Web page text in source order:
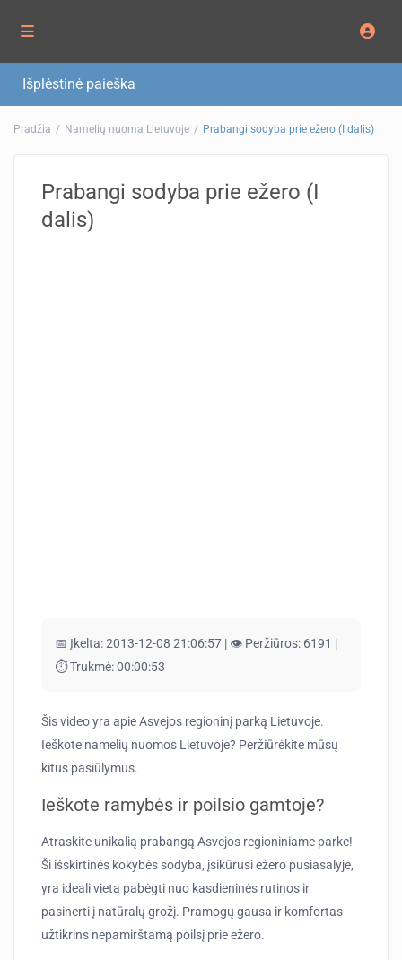
Išplėstinė paieška
Pradžia Namelių nuoma Lietuvoje Prabangi sodyba prie ežero (I dalis)
Prabangi sodyba prie ežero (I
dalis)
📅 Įkelta:2013-12-08 21:06:57 | 👁️ Peržiūros: 6191 |
⏱️ Trukmė:00:00:53
Šis video yra apie Asvejos regioninį parką Lietuvoje.
Ieškote namelių nuomos Lietuvoje? Peržiūrėkite mūsų
kitus pasiūlymus.
Ieškote ramybės ir poilsio gamtoje?
Atraskite unikalią prabangą Asvejos regioniniame parke!
Ši išskirtinės kokybės sodyba, įsikūrusi ežero pusiasalyje,
yra ideali vieta pabėgti nuo kasdieninės rutinos ir
pasinerti į natūralų grožį. Pramogų gausa ir komfortas
užtikrins nepamirštamą poilsį prie ežero.